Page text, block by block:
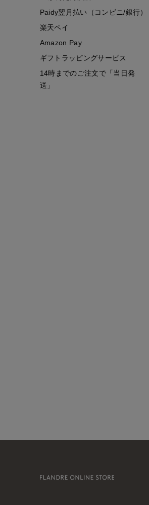
Paidy翌月払い（コンビニ/銀行）
楽天ペイ
Amazon Pay
ギフトラッピングサービス
14時までのご注文で「当日発
送」